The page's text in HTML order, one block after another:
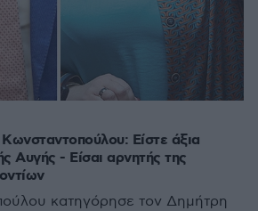
Είστε άξια
Αυγής - Είσαι αρνητής της
κατηγόρησε τον Δημήτρη